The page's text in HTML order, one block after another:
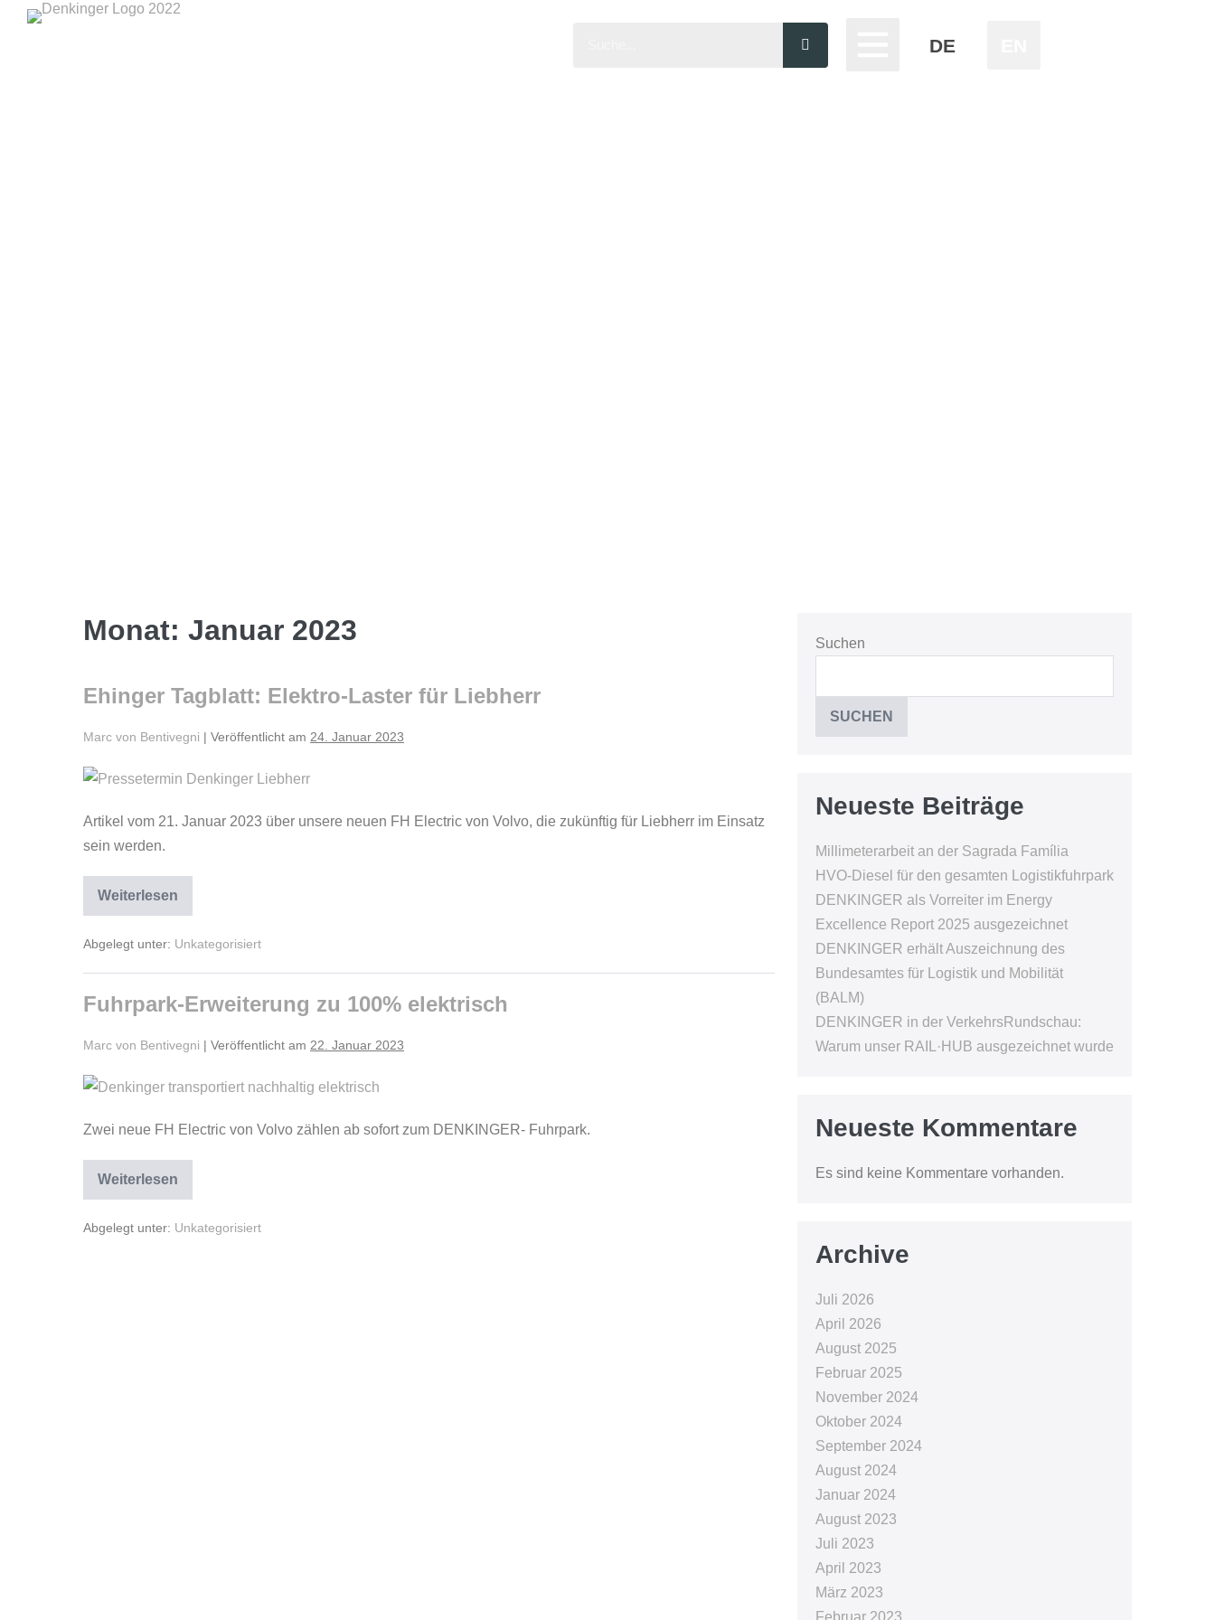
DE
Monat: Januar 2023
Ehinger Tagblatt: Elektro-Laster für Liebherr
Marc von Bentivegni | Veröffentlicht am 24. Januar 2023
Artikel vom 21. Januar 2023 über unsere neuen FH Electric von Volvo, die zukünftig für Liebherr im Einsatz
sein werden.
Weiterlesen
Abgelegt unter: Unkategorisiert
Fuhrpark-Erweiterung zu 100% elektrisch
Marc von Bentivegni | Veröffentlicht am 22. Januar 2023
Zwei neue FH Electric von Volvo zählen ab sofort zum DENKINGER- Fuhrpark.
Weiterlesen
Abgelegt unter: Unkategorisiert
Suchen
SUCHEN
Neueste Beiträge
Millimeterarbeit an der Sagrada Família
HVO-Diesel für den gesamten Logistikfuhrpark
DENKINGER als Vorreiter im Energy
Excellence Report 2025 ausgezeichnet
DENKINGER erhält Auszeichnung des
Bundesamtes für Logistik und Mobilität
(BALM)
DENKINGER in der VerkehrsRundschau:
Warum unser RAIL·HUB ausgezeichnet wurde
Neueste Kommentare
Es sind keine Kommentare vorhanden.
Archive
Juli 2026
April 2026
August 2025
Februar 2025
November 2024
Oktober 2024
September 2024
August 2024
Januar 2024
August 2023
Juli 2023
April 2023
März 2023
Februar 2023